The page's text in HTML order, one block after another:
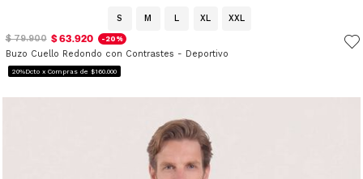
S M L XL
XXL
$ 79.900 $ 63.920 -20%
Buzo Cuello Redondo con Contrastes - Deportivo
20%Dcto x Compras de $160.000